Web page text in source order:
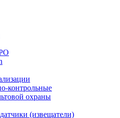
контрольные
охраны
(извещатели)